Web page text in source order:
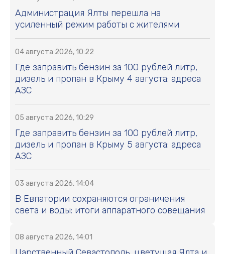
Администрация Ялты перешла на
усиленный режим работы с жителями
04 августа 2026, 10:22
Где заправить бензин за 100 рублей литр,
дизель и пропан в Крыму 4 августа: адреса
АЗС
05 августа 2026, 10:29
Где заправить бензин за 100 рублей литр,
дизель и пропан в Крыму 5 августа: адреса
АЗС
03 августа 2026, 14:04
В Евпатории сохраняются ограничения
света и воды: итоги аппаратного совещания
08 августа 2026, 14:01